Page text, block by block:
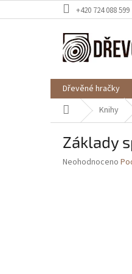
na
+420 724 088 599
Dřevěné hračky
Domů Knihy
Základy
Průměrné
Neohodnoceno